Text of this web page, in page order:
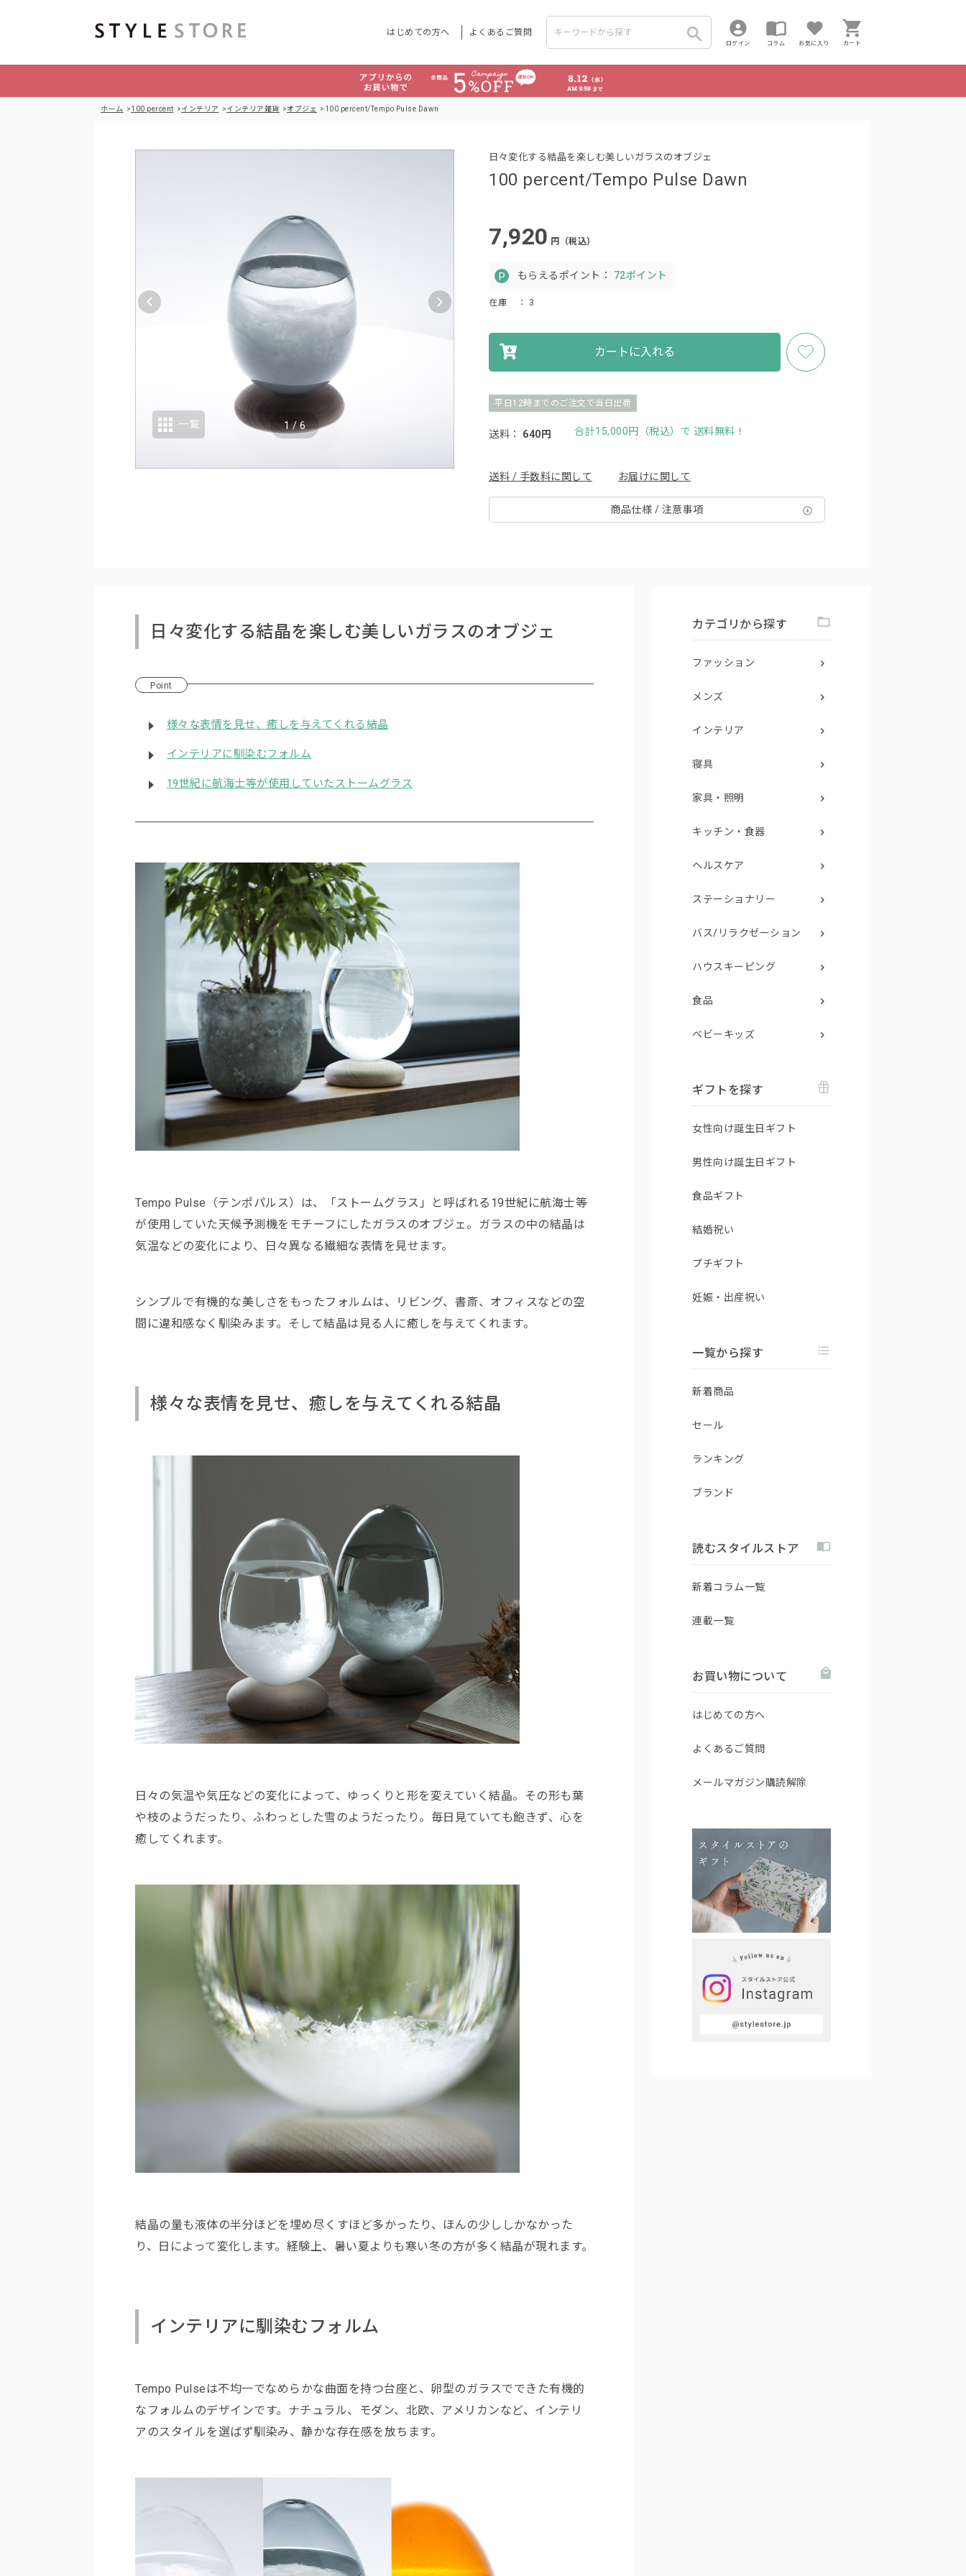
はじめての方へ よくあるご質問
ログイン コラム お気に入り カート
ホーム 100 percent インテリア インテリア雑貨 オブジェ 100 percent/Tempo Pulse Dawn
100 percent/Tempo Pulse Dawn
日々変化する結晶を楽しむ美しいガラスのオブジェ
7,920 円（税込）
もらえるポイント： 72ポイント
在庫 ： 3
カートに入れる
平日12時までのご注文で当日出荷
送料： 640円 合計15,000円（税込）で 送料無料！
送料 / 手数料に関して お届けに関して
商品仕様 / 注意事項
1/6
一覧
日々変化する結晶を楽しむ美しいガラスのオブジェ
Point
様々な表情を見せ、癒しを与えてくれる結晶
インテリアに馴染むフォルム
19世紀に航海士等が使用していたストームグラス
Tempo Pulse（テンポパルス）は、「ストームグラス」と呼ばれる19世紀に航海士等
が使用していた天候予測機をモチーフにしたガラスのオブジェ。ガラスの中の結晶は
気温などの変化により、日々異なる繊細な表情を見せます。
シンプルで有機的な美しさをもったフォルムは、リビング、書斎、オフィスなどの空
間に違和感なく馴染みます。そして結晶は見る人に癒しを与えてくれます。
様々な表情を見せ、癒しを与えてくれる結晶
日々の気温や気圧などの変化によって、ゆっくりと形を変えていく結晶。その形も葉
や枝のようだったり、ふわっとした雪のようだったり。毎日見ていても飽きず、心を
癒してくれます。
結晶の量も液体の半分ほどを埋め尽くすほど多かったり、ほんの少ししかなかった
り、日によって変化します。経験上、暑い夏よりも寒い冬の方が多く結晶が現れます。
インテリアに馴染むフォルム
Tempo Pulseは不均一でなめらかな曲面を持つ台座と、卵型のガラスでできた有機的
なフォルムのデザインです。ナチュラル、モダン、北欧、アメリカンなど、インテリ
アのスタイルを選ばず馴染み、静かな存在感を放ちます。
カテゴリから探す
ファッション
メンズ
インテリア
寝具
家具・照明
キッチン・食器
ヘルスケア
ステーショナリー
バス/リラクゼーション
ハウスキーピング
食品
ベビーキッズ
ギフトを探す
女性向け誕生日ギフト
男性向け誕生日ギフト
食品ギフト
結婚祝い
プチギフト
妊娠・出産祝い
一覧から探す
新着商品
セール
ランキング
ブランド
読むスタイルストア
新着コラム一覧
連載一覧
お買い物について
はじめての方へ
よくあるご質問
メールマガジン購読解除